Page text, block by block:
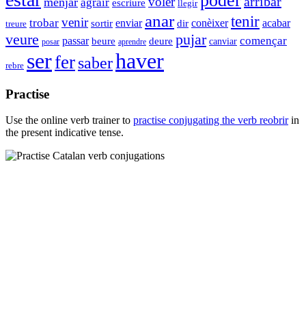
escriure llegir
treure trobar venir sortir enviar anar dir conèixer tenir acabar
veure posar passar beure aprendre deure pujar canviar començar
rebre serfersaberhaver
Practise
Use the online verb trainer to practise conjugating the verb reobririn
the present indicative tense.